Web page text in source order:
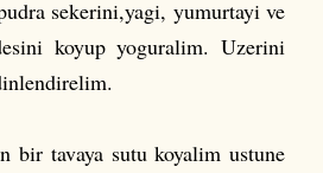
sekerini,yagi, yumurtayi ve
koyup yoguralim. Uzerini
bir tavaya sutu koyalim ustune